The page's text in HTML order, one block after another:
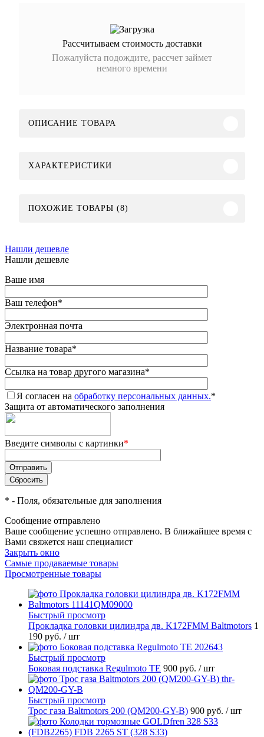
Рассчитываем стоимость доставки
Пожалуйста подождите, рассчет займет
немного времени
ОПИСАНИЕ ТОВАРА
ХАРАКТЕРИСТИКИ
ПОХОЖИЕ ТОВАРЫ (8)
Нашли дешевле
Нашли дешевле
Ваше имя
Ваш телефон*
Электронная почта
Название товара*
Ссылка на товар другого магазина*
Я согласен на обработку персональных данных.*
Защита от автоматического заполнения
Введите символы с картинки*
* - Поля, обязательные для заполнения
Сообщение отправлено
Ваше сообщение успешно отправлено. В ближайшее время с
Вами свяжется наш специалист
Закрыть окно
Самые продаваемые товары
Просмотренные товары
Быстрый просмотр
Прокладка головки цилиндра дв. K172FMM Baltmotors 1
190 руб. / шт
Быстрый просмотр
Боковая подставка Regulmoto TE 900 руб. / шт
Быстрый просмотр
Трос газа Baltmotors 200 (QM200-GY-B) 900 руб. / шт